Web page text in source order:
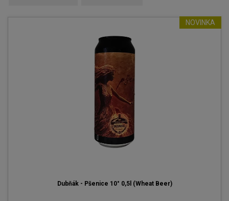
NOVINKA
Dubňák - Pšenice 10° 0,5l (Wheat Beer)